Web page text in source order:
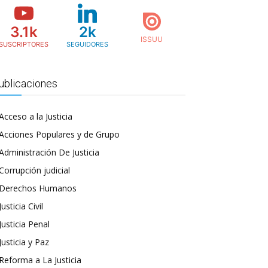
3.1k 2k
SEGUIDORES
a la Justicia
Populares y de Grupo
De Justicia
judicial
Humanos
Civil
Penal
y Paz
a La Justicia